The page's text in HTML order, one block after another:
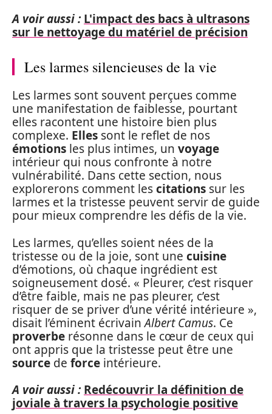
A voir aussi : L'impact des bacs à ultrasons
sur le nettoyage du matériel de précision
Les larmes silencieuses de la vie
Les larmes sont souvent perçues comme
une manifestation de faiblesse, pourtant
elles racontent une histoire bien plus
complexe. Elles sont le reflet de nos
émotions les plus intimes, un voyage
intérieur qui nous confronte à notre
vulnérabilité. Dans cette section, nous
explorerons comment lescitations sur les
larmes et la tristesse peuvent servir de guide
pour mieux comprendre les défis de la vie.
Les larmes, qu’elles soient nées de la
tristesse ou de la joie, sont une cuisine
d’émotions, où chaque ingrédient est
soigneusement dosé. « Pleurer, c’est risquer
d’être faible, mais ne pas pleurer, c’est
risquer de se priver d’une vérité intérieure »,
disait l’éminent écrivainAlbert Camus. Ce
proverbe résonne dans le cœur de ceux qui
ont appris que la tristesse peut être une
source de force intérieure.
A voir aussi : Redécouvrir la définition de
joviale à travers la psychologie positive